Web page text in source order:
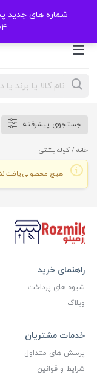
Products
search
جستجوی پیشرفته
خانه / کوله پشتی
هیچ محصولی یافت
راهنمای خرید
شیوه های پرداخت
وبلاگ
خدمات مشتریان
پرسش های متداول
شرایط و قوانین